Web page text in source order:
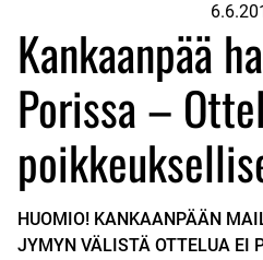
Kankaanpää
Porissa –
HUOMIO! KANKAANPÄÄN
JYMYN VÄLISTÄ OTTELUA EI